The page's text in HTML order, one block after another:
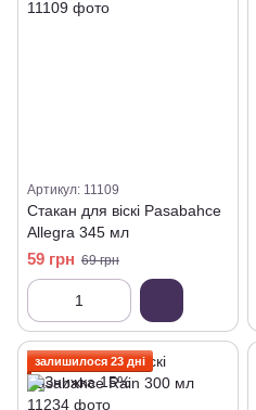
Артикул: 11109
Стакан для віскі Pasabahce
Allegra 345 мл
59 грн 69 грн
залишилося 23 дні